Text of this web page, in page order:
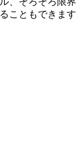
こともできます